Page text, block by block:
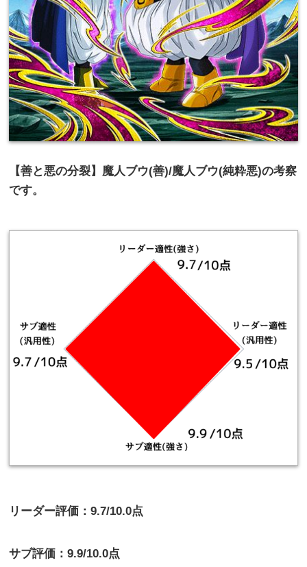
【善と悪の分裂】魔人ブウ(善)/魔人ブウ(純粋悪)の考察
です。
リーダー評価：9.7/10.0点
サブ評価：9.9/10.0点